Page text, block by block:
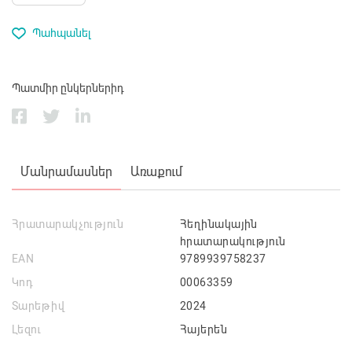
Պահպանել
Պատմիր ընկերներիդ
Մանրամասներ Առաքում
Հրատարակչություն
Հեղինակային
հրատարակություն
EAN
9789939758237
Կոդ
00063359
Տարեթիվ
2024
Լեզու
Հայերեն